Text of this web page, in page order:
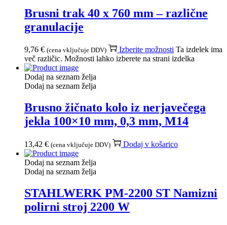
Brusni trak 40 x 760 mm – različne
granulacije
9,76 € (cena vključuje DDV) Izberite možnosti Ta izdelek ima
več različic. Možnosti lahko izberete na strani izdelka
Dodaj na seznam želja
Dodaj na seznam želja
Brusno žičnato kolo iz nerjavečega
jekla 100×10 mm, 0,3 mm, M14
13,42 € (cena vključuje DDV) Dodaj v košarico
Dodaj na seznam želja
Dodaj na seznam želja
STAHLWERK PM-2200 ST Namizni
polirni stroj 2200 W